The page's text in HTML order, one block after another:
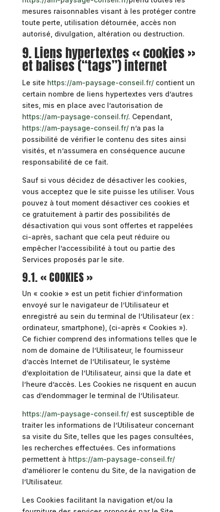
mesures raisonnables visant à les protéger contre
toute perte, utilisation détournée, accès non
autorisé, divulgation, altération ou destruction.
9. Liens hypertextes « cookies »
et balises (“tags”) internet
Le site https://am-paysage-conseil.fr/contient un
certain nombre de liens hypertextes vers d’autres
sites, mis en place avec l’autorisation de
https://am-paysage-conseil.fr/. Cependant,
https://am-paysage-conseil.fr/n’a pas la
possibilité de vérifier le contenu des sites ainsi
visités, et n’assumera en conséquence aucune
responsabilité de ce fait.
Sauf si vous décidez de désactiver les cookies,
vous acceptez que le site puisse les utiliser. Vous
pouvez à tout moment désactiver ces cookies et
ce gratuitement à partir des possibilités de
désactivation qui vous sont offertes et rappelées
ci-après, sachant que cela peut réduire ou
empêcher l’accessibilité à tout ou partie des
Services proposés par le site.
9.1. « COOKIES »
Un « cookie » est un petit fichier d’information
envoyé sur le navigateur de l’Utilisateur et
enregistré au sein du terminal de l’Utilisateur (ex :
ordinateur, smartphone), (ci-après « Cookies »).
Ce fichier comprend des informations telles que le
nom de domaine de l’Utilisateur, le fournisseur
d’accès Internet de l’Utilisateur, le système
d’exploitation de l’Utilisateur, ainsi que la date et
l’heure d’accès. Les Cookies ne risquent en aucun
cas d’endommager le terminal de l’Utilisateur.
https://am-paysage-conseil.fr/est susceptible de
traiter les informations de l’Utilisateur concernant
sa visite du Site, telles que les pages consultées,
les recherches effectuées. Ces informations
permettent à https://am-paysage-conseil.fr/
d’améliorer le contenu du Site, de la navigation de
l’Utilisateur.
Les Cookies facilitant la navigation et/ou la